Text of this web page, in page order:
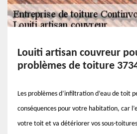
Louiti artisan couvreur
problèmes de toiture
Les problèmes d’infiltration d’eau de toit
conséquences pour votre habitation, car
votre toit et va détériorer vos sous-